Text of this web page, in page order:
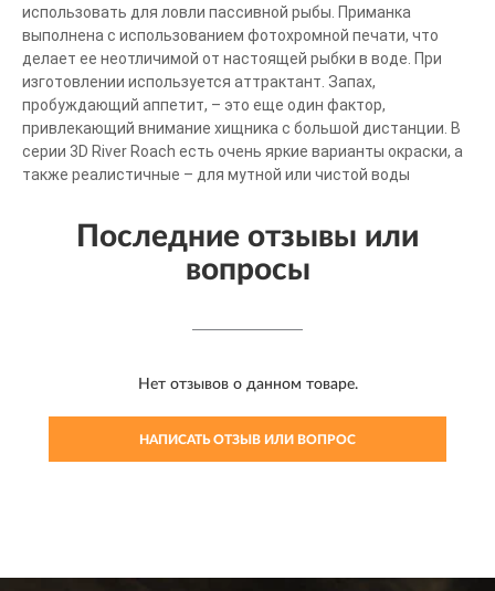
использовать для ловли пассивной рыбы. Приманка
выполнена с использованием фотохромной печати, что
делает ее неотличимой от настоящей рыбки в воде. При
изготовлении используется аттрактант. Запах,
пробуждающий аппетит, – это еще один фактор,
привлекающий внимание хищника с большой дистанции. В
серии 3D River Roach есть очень яркие варианты окраски, а
также реалистичные – для мутной или чистой воды
Последние отзывы или
вопросы
Нет отзывов о данном товаре.
НАПИСАТЬ ОТЗЫВ ИЛИ ВОПРОС